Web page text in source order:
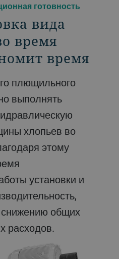
готовность
вида
время
время
плющильного
выполнять
хлопьев во
этому
установки и
снижению общих
расходов.